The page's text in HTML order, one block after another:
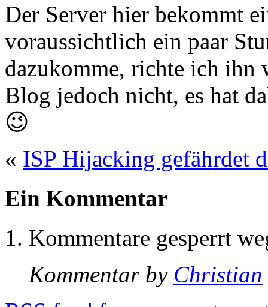
Der Server hier bekommt
voraussichtlich ein paar
dazukomme, richte ich ihn
Blog jedoch nicht, es hat
😉
« ISP Hijacking gefährdet
Ein Kommentar
Kommentare gesperrt
Kommentar by Christian